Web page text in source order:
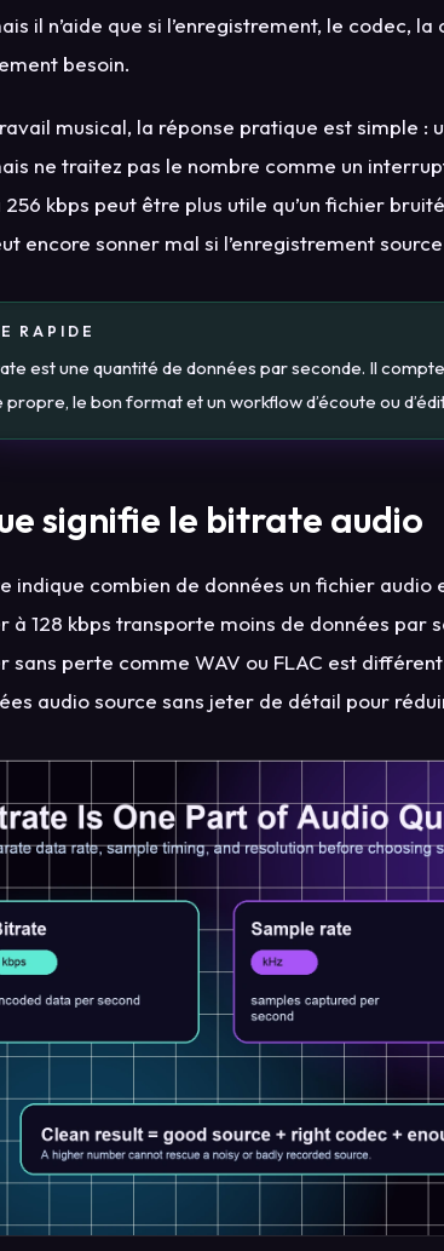
il n’aide que si l’enregistrement, le codec, la
besoin.
musical, la réponse pratique est simple :
ne traitez pas le nombre comme un
kbps peut être plus utile qu’un fichier
encore sonner mal si l’enregistrement
RAPIDE
est une quantité de données par seconde. Il
propre, le bon format et un workflow d’écoute ou
signifie le bitrate audio
indique combien de données un fichier
à 128 kbps transporte moins de données par
sans perte comme WAV ou FLAC est
audio source sans jeter de détail pour